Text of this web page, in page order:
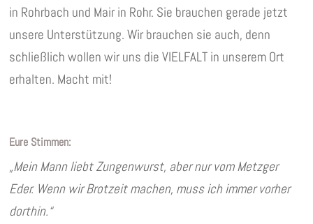
in Rohrbach und Mair in Rohr. Sie brauchen gerade jetzt
unsere Unterstützung. Wir brauchen sie auch, denn
schließlich wollen wir uns die VIELFALT in unserem Ort
erhalten. Macht mit!
Eure Stimmen:
„Mein Mann liebt Zungenwurst, aber nur vom Metzger
Eder. Wenn wir Brotzeit machen, muss ich immer vorher
dorthin.“